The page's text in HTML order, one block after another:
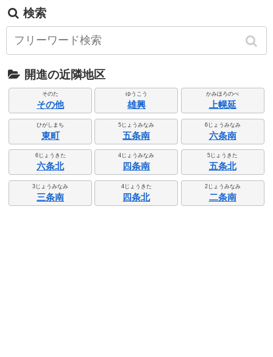
検索
開進の近隣地区
そのた
その他
ゆうこう
雄興
かみほろのべ
上幌延
ひがしまち
東町
5じょうみなみ
五条南
6じょうみなみ
六条南
6じょうきた
六条北
4じょうみなみ
四条南
5じょうきた
五条北
3じょうみなみ
三条南
4じょうきた
四条北
2じょうみなみ
二条南